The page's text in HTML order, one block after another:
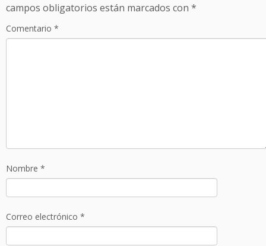
campos obligatorios están marcados con *
Comentario *
Nombre *
Correo electrónico *